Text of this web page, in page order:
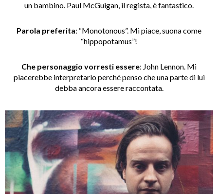
un bambino. Paul McGuigan, il regista, è fantastico.
Parola preferita: “Monotonous”. Mi piace, suona come
“hippopotamus”!
Che personaggio vorresti essere: John Lennon. Mi
piacerebbe interpretarlo perché penso che una parte di lui
debba ancora essere raccontata.